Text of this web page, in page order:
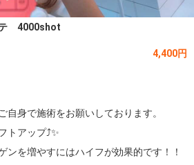
テ 4000shot
4,400円
自身で施術をお願いしております。
トアップ⤴︎✨
ンを増やすにはハイフが効果的です！！